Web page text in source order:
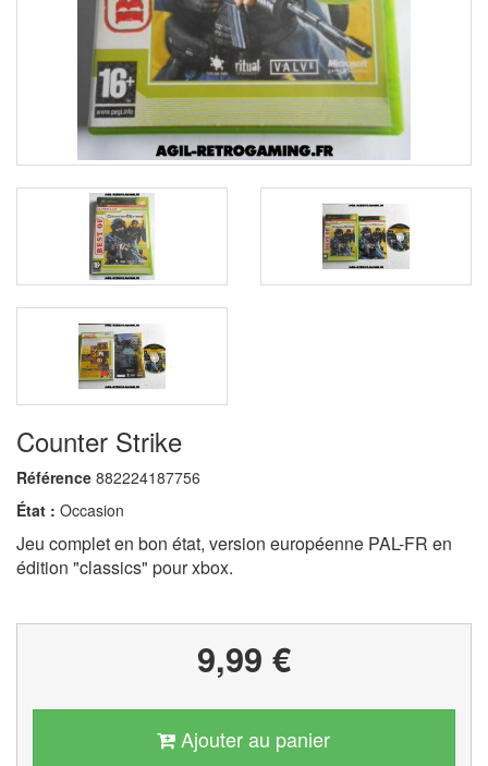
Counter Strike
Référence 882224187756
État : Occasion
Jeu complet en bon état, version européenne PAL-FR en
édition "classics" pour xbox.
9,99 €
Ajouter au panier